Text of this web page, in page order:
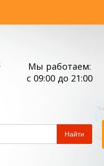
Мы работаем:
с 09:00 до 21:00
Найти